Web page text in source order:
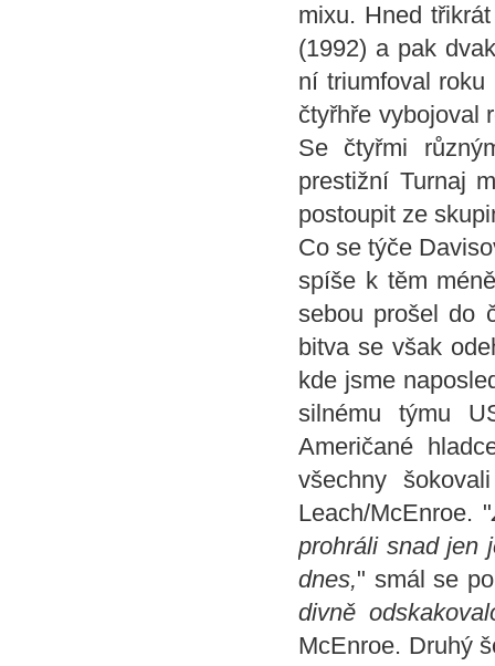
mixu. Hned
(1992) a pak
ní triumfoval
čtyřhře vybojoval
Se čtyřmi
prestižní Turnaj
postoupit ze
Co se týče
spíše k těm
sebou prošel do
bitva se však
kde jsme
silnému týmu
Američané
všechny
Leach/McEnroe. "
prohráli snad jen
dnes," smál se
divně
McEnroe. Druhý